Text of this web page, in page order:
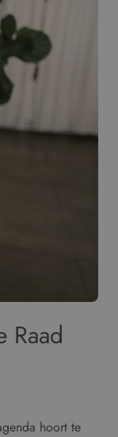
Raad
hoort te